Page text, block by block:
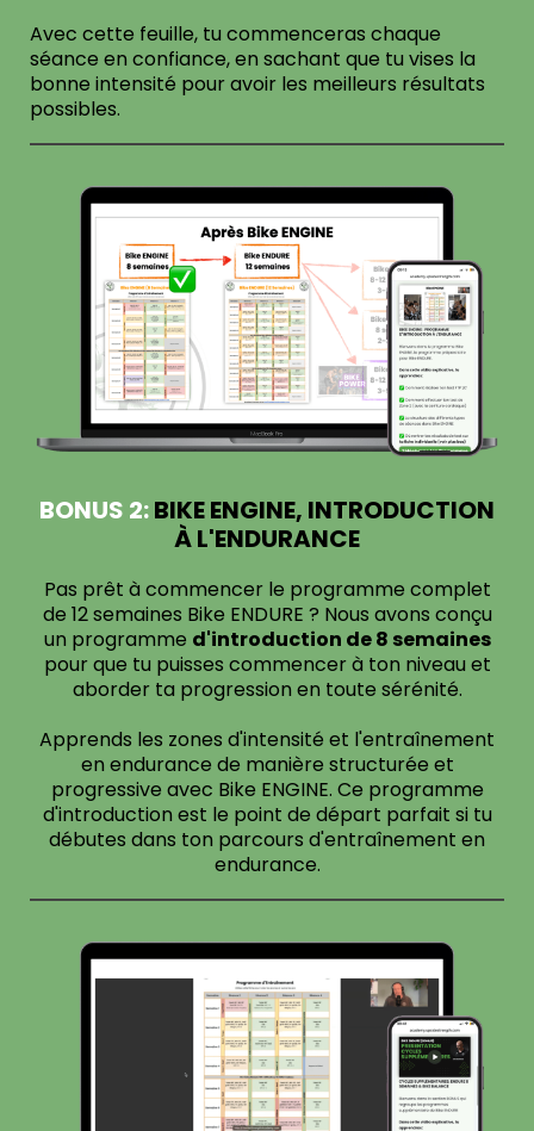
Avec cette feuille, tu commenceras chaque
séance en confiance, en sachant que tu vises la
bonne intensité pour avoir les meilleurs résultats
possibles.
BONUS 2:BIKE ENGINE, INTRODUCTION
À L'ENDURANCE
Pas prêt à commencer le programme complet
de 12 semaines Bike ENDURE ? Nous avons conçu
un programme d'introduction de 8 semaines
pour que tu puisses commencer à ton niveau et
aborder ta progression en toute sérénité.
Apprends les zones d'intensité et l'entraînement
en endurance de manière structurée et
progressive avec Bike ENGINE. Ce programme
d'introduction est le point de départ parfait si tu
débutes dans ton parcours d'entraînement en
endurance.